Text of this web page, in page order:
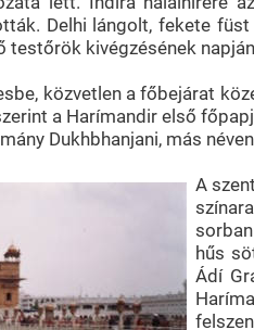
Delhi lángolt, fekete
testőrök kivégzésének
közvetlen a főbejárat
a Harímandir első
Dukhbhanjani, más
A
hűs
Ádí